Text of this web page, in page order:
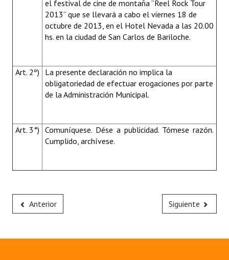
el festival de cine de montaña “Reel Rock Tour
2013” que se llevará a cabo el viernes 18 de
octubre de 2013, en el Hotel Nevada a las 20.00
hs. en la ciudad de San Carlos de Bariloche.
Art. 2º)
La presente declaración no implica la
obligatoriedad de efectuar erogaciones por parte
de la Administración Municipal.
Art. 3°) Comuníquese. Dése a publicidad. Tómese razón.
Cumplido, archívese.
Anterior Siguiente